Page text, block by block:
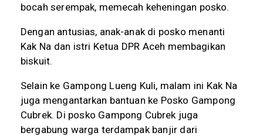
bocah serempak, memecah keheningan posko.
Dengan antusias, anak-anak di posko menanti
Kak Na dan istri Ketua DPR Aceh membagikan
biskuit.
Selain ke Gampong Lueng Kuli, malam ini Kak Na
juga mengantarkan bantuan ke Posko Gampong
Cubrek. Di posko Gampong Cubrek juga
bergabung warga terdampak banjir dari